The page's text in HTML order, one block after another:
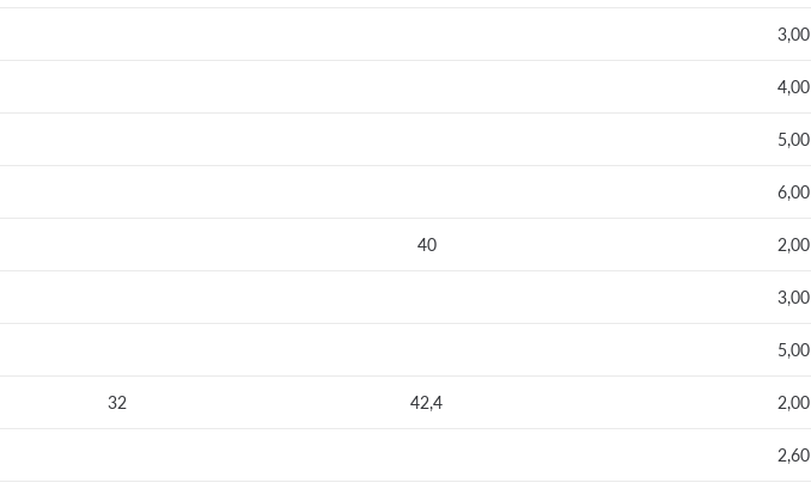
3,00
4,00
5,00
6,00
40 2,00
3,00
5,00
32 42,4 2,00
2,60